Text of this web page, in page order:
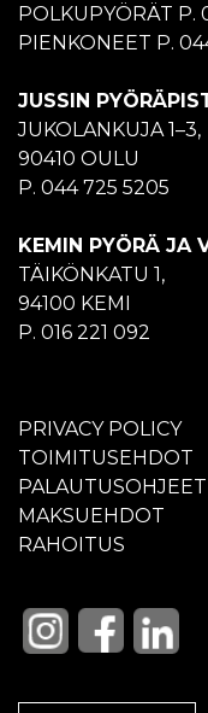
POLKUPYÖRÄT P.
PIENKONEET P.
JUSSIN
JUKOLANKUJA 1–3,
90410 OULU
P. 044 725 5205
KEMIN PYÖRÄ JA
TÄIKÖNKATU 1,
94100 KEMI
P. 016 221 092
PRIVACY POLICY
TOIMITUSEHDOT
PALAUTUSOHJEET
MAKSUEHDOT
RAHOITUS